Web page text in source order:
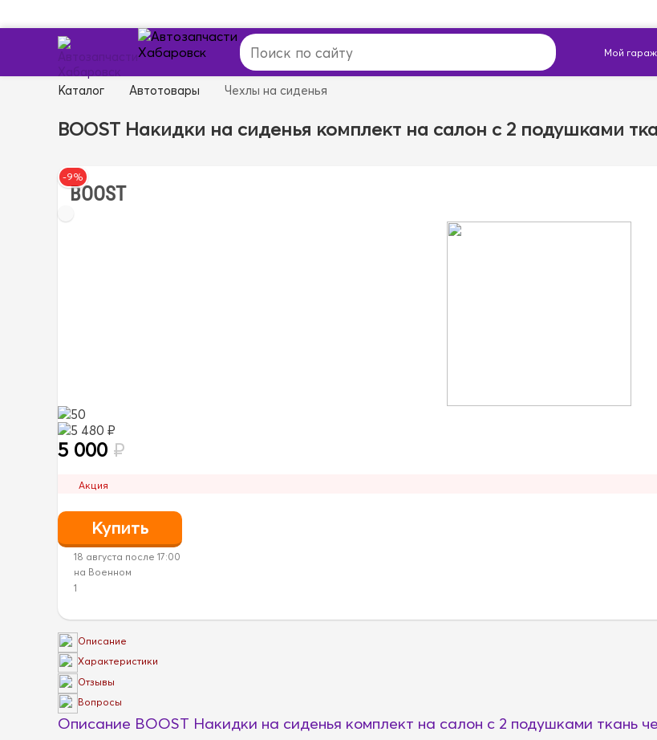
Каталог Автотовары Чехлы на сиденья
BOOST Накидки на сиденья комплект на салон с 2 подушками
BOOST
-9%
50
5 480 ₽
5 000 ₽
Акция
18 августа после 17:00
на Военном
1
Описание
Характеристики
Отзывы
Вопросы
Описание BOOST Накидки на сиденья комплект на салон с 2 подушками ткань